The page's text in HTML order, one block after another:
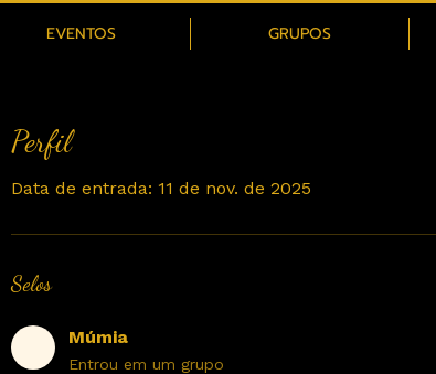
EVENTOS GRUPOS
Perfil
Data de entrada: 11 de nov. de 2025
Selos
Múmia
Entrou em um grupo